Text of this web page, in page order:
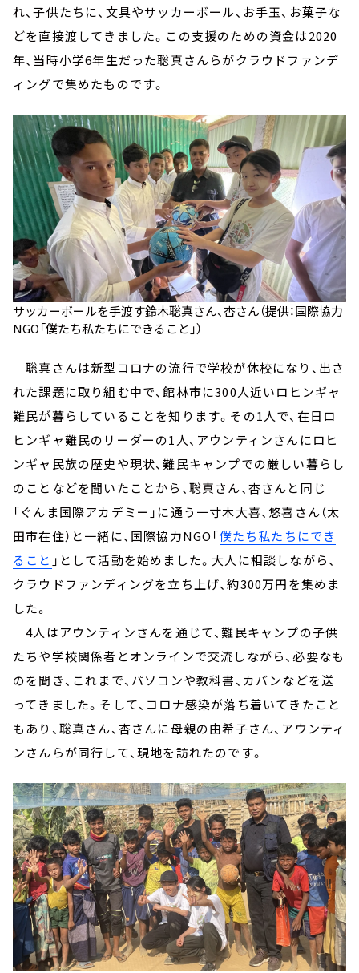
れ、子供たちに、文具やサッカーボール、お手玉、お菓子な
どを直接渡してきました。この支援のための資金は2020
年、当時小学6年生だった聡真さんらがクラウドファンデ
ィングで集めたものです。
サッカーボールを手渡す鈴木聡真さん、杏さん（提供：国際協力
NGO「僕たち私たちにできること」）
聡真さんは新型コロナの流行で学校が休校になり、出さ
れた課題に取り組む中で、館林市に300人近いロヒンギャ
難民が暮らしていることを知ります。その1人で、在日ロ
ヒンギャ難民のリーダーの1人、アウンティンさんにロヒ
ンギャ民族の歴史や現状、難民キャンプでの厳しい暮らし
のことなどを聞いたことから、聡真さん、杏さんと同じ
「ぐんま国際アカデミー」に通う一寸木大喜、悠喜さん（太
田市在住）と一緒に、国際協力NGO「僕たち私たちにでき
ること 」として活動を始めました。大人に相談しながら、
クラウドファンディングを立ち上げ、約300万円を集めま
した。
4人はアウンティンさんを通じて、難民キャンプの子供
たちや学校関係者とオンラインで交流しながら、必要なも
のを聞き、これまで、パソコンや教科書、カバンなどを送
ってきました。そして、コロナ感染が落ち着いてきたこと
もあり、聡真さん、杏さんに母親の由希子さん、アウンティ
ンさんらが同行して、現地を訪れたのです。